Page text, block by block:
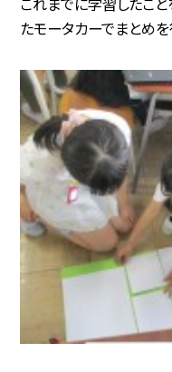
たモータカーでまとめ